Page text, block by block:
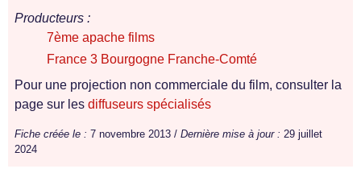
Producteurs :
7ème apache films
France 3 Bourgogne Franche-Comté
Pour une projection non commerciale du film, consulter la
page sur les diffuseurs spécialisés
Fiche créée le : 7 novembre 2013 / Dernière mise à jour : 29 juillet
2024